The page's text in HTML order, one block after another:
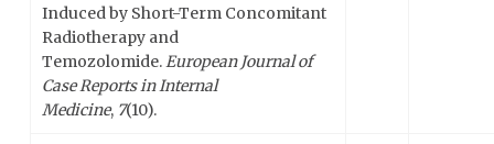
Induced by Short-Term Concomitant
Radiotherapy and
Temozolomide.European Journal of
Case Reports in Internal
Medicine, 7(10).